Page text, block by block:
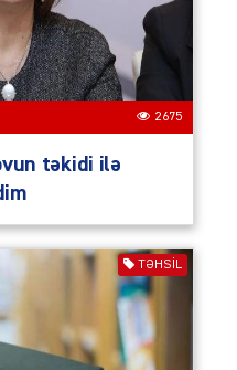
2675
təkidi ilə
TƏHSIL